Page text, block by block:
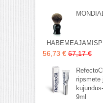
56,73 € 67,17 €
ripsmete
9ml